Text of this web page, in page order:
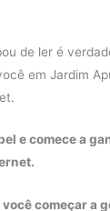
de ler é
em Jardim
e comece a
começar a